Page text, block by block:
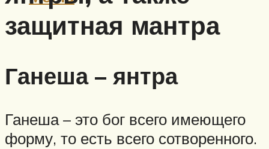
защитная мантра
Ганеша – янтра
Ганеша – это бог всего имеющего
форму, то есть всего сотворенного.